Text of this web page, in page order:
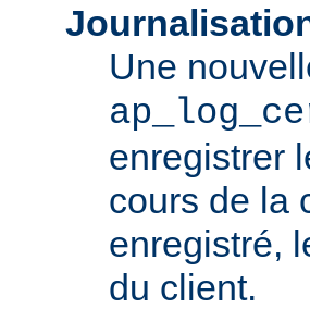
Une
enregistrer
cours de la
enregistré,
du client.